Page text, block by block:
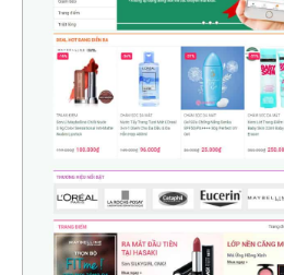
CHI TIẾT